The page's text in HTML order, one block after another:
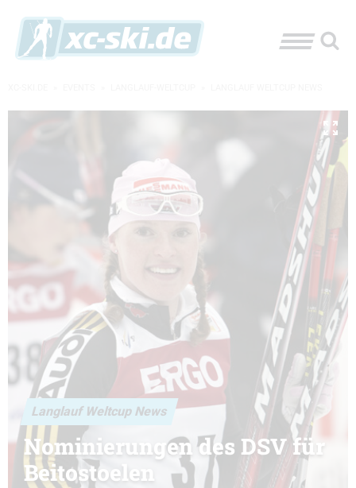
Langlauf Weltcup News
Nominierungen des DSV für
Beitostoelen